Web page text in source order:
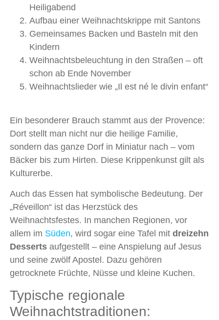
Heiligabend
Aufbau einer Weihnachtskrippe mit Santons
Gemeinsames Backen und Basteln mit den
Kindern
Weihnachtsbeleuchtung in den Straßen – oft
schon ab Ende November
Weihnachtslieder wie „Il est né le divin enfant“
Ein besonderer Brauch stammt aus der Provence:
Dort stellt man nicht nur die heilige Familie,
sondern das ganze Dorf in Miniatur nach – vom
Bäcker bis zum Hirten. Diese Krippenkunst gilt als
Kulturerbe.
Auch das Essen hat symbolische Bedeutung. Der
„Réveillon“ ist das Herzstück des
Weihnachtsfestes. In manchen Regionen, vor
allem im Süden, wird sogar eine Tafel mit dreizehn
Desserts aufgestellt – eine Anspielung auf Jesus
und seine zwölf Apostel. Dazu gehören
getrocknete Früchte, Nüsse und kleine Kuchen.
Typische regionale
Weihnachtstraditionen: